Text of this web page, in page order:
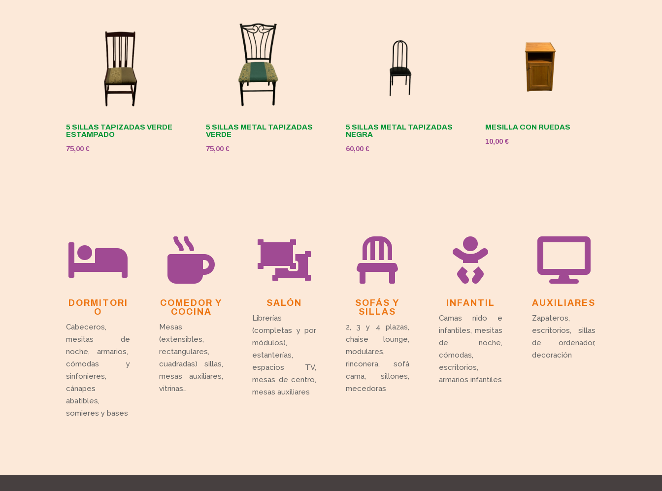
5 SILLAS TAPIZADAS VERDE
ESTAMPADO
75,00€
5 SILLAS METAL TAPIZADAS
VERDE
75,00 €
5 SILLAS METAL TAPIZADAS
NEGRA
60,00 €
MESILLA CON RUEDAS
10,00€

DORMITORI
O
Cabeceros,
mesitas de
noche, armarios,
cómodas y
sinfonieres,
cánapes
abatibles,
somieres y bases

COMEDOR Y
COCINA
Mesas
(extensibles,
rectangulares,
cuadradas) sillas,
mesas auxiliares,
vitrinas…

SALÓN
Librerías
(completas y por
módulos),
estanterías,
espacios TV,
mesas de centro,
mesas auxiliares

SOFÁS Y
SILLAS
2, 3 y 4 plazas,
chaise lounge,
modulares,
rinconera, sofá
cama, sillones,
mecedoras

INFANTIL
Camas nido e
infantiles, mesitas
de noche,
cómodas,
escritorios,
armarios infantiles

AUXILIARES
Zapateros,
escritorios, sillas
de ordenador,
decoración